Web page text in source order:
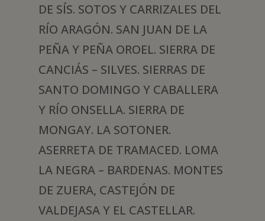
DE SÍS. SOTOS Y CARRIZALES DEL
RÍO ARAGÓN. SAN JUAN DE LA
PEÑA Y PEÑA OROEL. SIERRA DE
CANCIÁS – SILVES. SIERRAS DE
SANTO DOMINGO Y CABALLERA
Y RÍO ONSELLA. SIERRA DE
MONGAY. LA SOTONER.
ASERRETA DE TRAMACED. LOMA
LA NEGRA – BARDENAS. MONTES
DE ZUERA, CASTEJÓN DE
VALDEJASA Y EL CASTELLAR.